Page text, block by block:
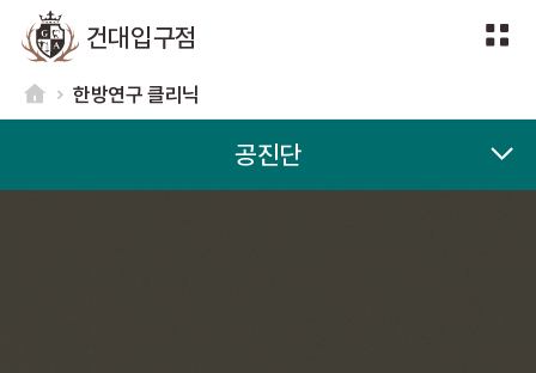
건대입구점
한방연구 클리닉
공진단